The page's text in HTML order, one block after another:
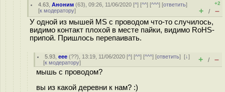
4.63 ,Аноним (63), 09:26, 11/06/2020 [^] [^^] [^^^] [ответить]
[к модератору]
+2
+ / –
У одной из мышей MS с проводом что-то случилось,
видимо контакт плохой в месте пайки, видимо RoHS-
припой. Пришлось перепаивать.
5.93 ,eee (??), 13:19, 11/06/2020 [^] [^^] [^^^] [ответить][↓]
[к модератору] + / –
мышь с проводом?
вы из какой деревни к нам? :)